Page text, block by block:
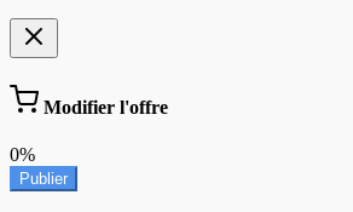
Modifier l'offre
0%
Publier